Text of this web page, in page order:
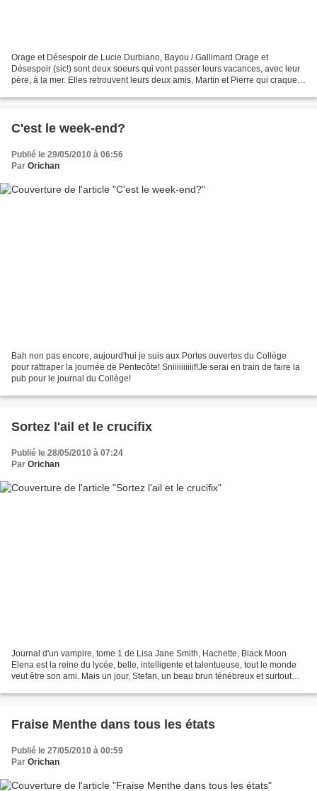
Orage et Désespoir de Lucie Durbiano, Bayou / Gallimard Orage et
Désespoir (sic!) sont deux soeurs qui vont passer leurs vacances, avec leur
père, à la mer. Elles retrouvent leurs deux amis, Martin et Pierre qui craquent
C'est le week-end?
Publié le 29/05/2010 à 06:56
Par Orichan
Bah non pas encore, aujourd'hui je suis aux Portes ouvertes du Collège
pour rattraper la journée de Pentecôte! Sniiiiiiiiiif!Je serai en train de faire la
pub pour le journal du Collège!
Sortez l'ail et le crucifix
Publié le 28/05/2010 à 07:24
Par Orichan
Journal d'un vampire, tome 1 de Lisa Jane Smith, Hachette, Black Moon
Elena est la reine du lycée, belle, intelligente et talentueuse, tout le monde
veut être son ami. Mais un jour, Stefan, un beau brun ténébreux et surtout
Fraise Menthe dans tous les états
Publié le 27/05/2010 à 00:59
Par Orichan